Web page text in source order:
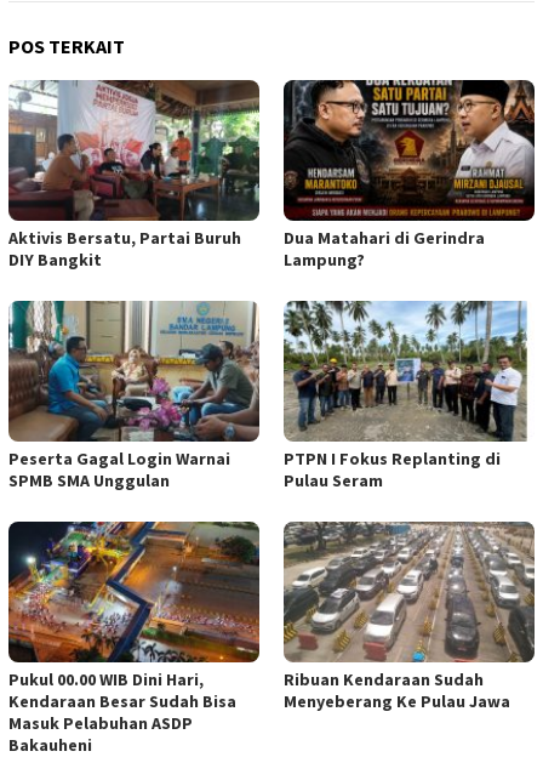
POS TERKAIT
Aktivis Bersatu, Partai Buruh
DIY Bangkit
Dua Matahari di Gerindra
Lampung?
Peserta Gagal Login Warnai
SPMB SMA Unggulan
PTPN I Fokus Replanting di
Pulau Seram
Pukul 00.00 WIB Dini Hari,
Kendaraan Besar Sudah Bisa
Masuk Pelabuhan ASDP
Bakauheni
Ribuan Kendaraan Sudah
Menyeberang Ke Pulau Jawa